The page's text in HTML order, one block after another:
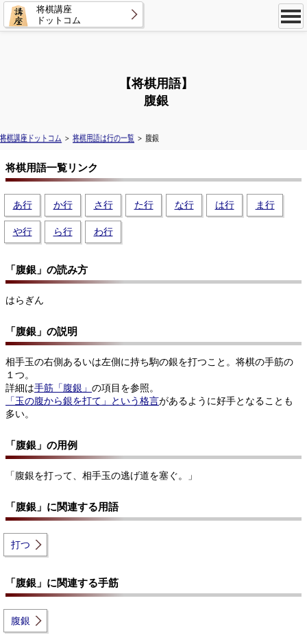
将棋講座
ドットコム
【将棋用語】
腹銀
将棋講座ドットコム ＞ 将棋用語は行の一覧 ＞ 腹銀
将棋用語一覧リンク
あ行 か行 さ行 た行 な行 は行 ま行
や行 ら行 わ行
「腹銀」の読み方
はらぎん
「腹銀」の説明
相手玉の右側あるいは左側に持ち駒の銀を打つこと。将棋の手筋の
１つ。
詳細は手筋「腹銀」 の項目を参照。
「玉の腹から銀を打て」という格言があるように好手となることも
多い。
「腹銀」の用例
「腹銀を打って、相手玉の逃げ道を塞ぐ。」
「腹銀」に関連する用語
打つ
「腹銀」に関連する手筋
腹銀